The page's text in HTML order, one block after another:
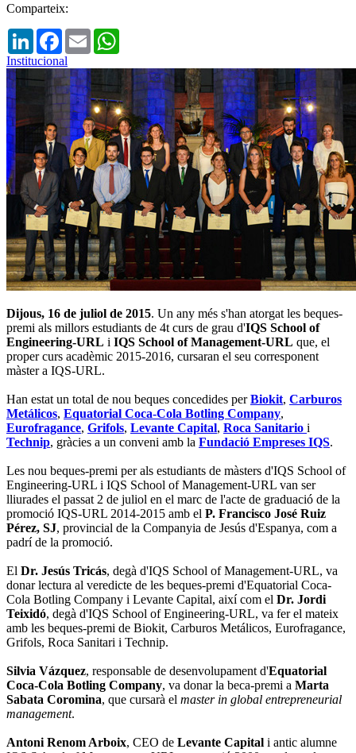
Comparteix:
LinkedInFacebook
Email
Institucional
Dijous, 16 de juliol de 2015. Un any més s'han atorgat les beques-
premi als millors estudiants de 4t curs de grau d'IQS School of
Engineering-URL i IQS School of Management-URL que, el
proper curs acadèmic 2015-2016, cursaran el seu corresponent
màster a IQS-URL.
Han estat un total de nou beques concedides perBiokit, Carburos
Metálicos, Equatorial Coca-Cola Botling Company,
Eurofragance, Grifols, Levante Capital, Roca Sanitario i
Technip, gràcies a un conveni amb la Fundació Empreses IQS.
Les nou beques-premi per als estudiants de màsters d'IQS School of
Engineering-URL i IQS School of Management-URL van ser
lliurades el passat 2 de juliol en el marc de l'acte de graduació de la
promoció IQS-URL 2014-2015 amb el P. Francisco José Ruiz
Pérez, SJ, provincial de la Companyia de Jesús d'Espanya, com a
padrí de la promoció.
El Dr. Jesús Tricás, degà d'IQS School of Management-URL, va
donar lectura al veredicte de les beques-premi d'Equatorial Coca-
Cola Botling Company i Levante Capital, així com el Dr. Jordi
Teixidó, degà d'IQS School of Engineering-URL, va fer el mateix
amb les beques-premi de Biokit, Carburos Metálicos, Eurofragance,
Grifols, Roca Sanitari i Technip.
Silvia Vázquez, responsable de desenvolupament d'Equatorial
Coca-Cola Botling Company, va donar la beca-premi a Marta
Sabata Coromina, que cursarà el master in global entrepreneurial
management.
Antoni Renom Arboix, CEO de Levante Capital i antic alumne